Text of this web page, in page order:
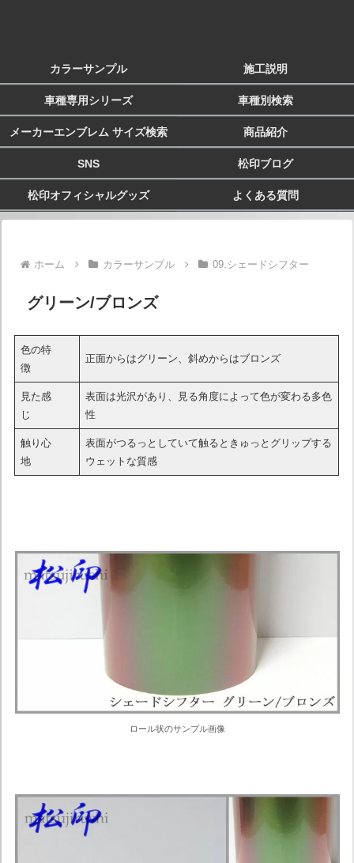
カラーサンプル 施工説明
車種専用シリーズ 車種別検索
メーカーエンブレム サイズ検索 商品紹介
SNS 松印ブログ
松印オフィシャルグッズ よくある質問
ホーム カラーサンプル 09.シェードシフター
グリーン/ブロンズ
色の特
徴
正面からはグリーン、斜めからはブロンズ
見た感
じ
表面は光沢があり、見る角度によって色が変わる多色
性
触り心
地
表面がつるっとしていて触るときゅっとグリップする
ウェットな質感
ロール状のサンプル画像